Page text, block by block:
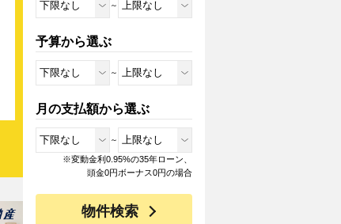
～
予算から選ぶ
～
月の支払額から選ぶ
～
※変動金利0.95%の35年ローン、
頭金0円ボーナス0円の場合
物件検索